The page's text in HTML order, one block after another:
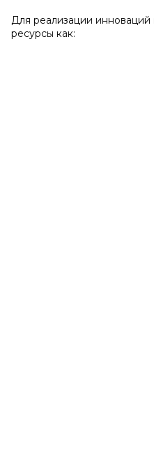
Для реализации инноваций
ресурсы как: